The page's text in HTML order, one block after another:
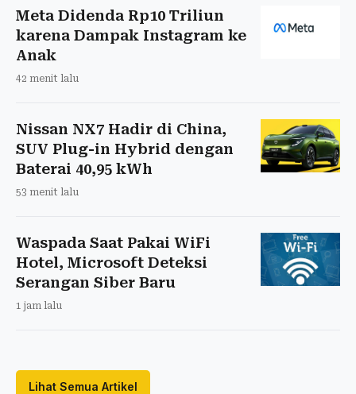
Meta Didenda Rp10 Triliun
karena Dampak Instagram ke
Anak
42 menit lalu
Nissan NX7 Hadir di China,
SUV Plug-in Hybrid dengan
Baterai 40,95 kWh
53 menit lalu
Waspada Saat Pakai WiFi
Hotel, Microsoft Deteksi
Serangan Siber Baru
1 jam lalu
Lihat Semua Artikel